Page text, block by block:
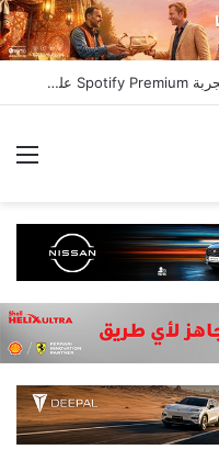
سامسونج وSpotify تتعاونان لإتاحة تجربة Spotify Premium على المزيد من الأجهزة